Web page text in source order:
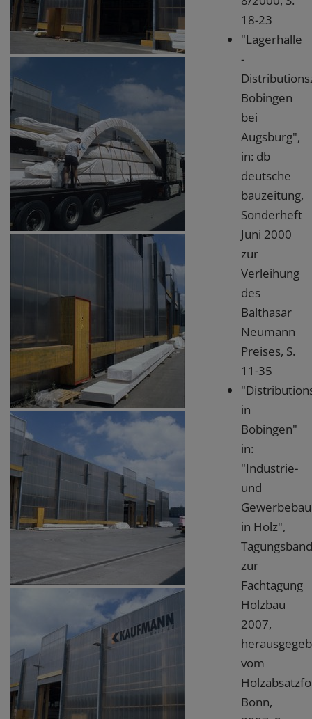
18-23
"Lagerhalle
-
Bobingen
bei
Augsburg",
in: db
deutsche
bauzeitung,
Sonderheft
Juni 2000
zur
Verleihung
des
Balthasar
Neumann
Preises, S.
11-35
in
Bobingen"
in:
"Industrie-
und
Gewerbebau
in Holz",
Tagungsband
zur
Fachtagung
Holzbau
2007,
vom
Bonn,